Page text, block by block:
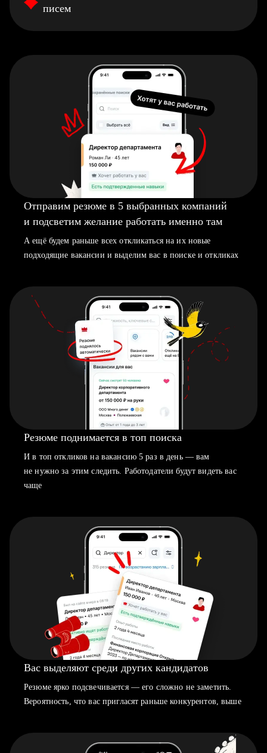
писем
Отправим резюме в 5 выбранных компаний
и подсветим желание работать именно там
А ещё будем раньше всех откликаться на их новые
подходящие вакансии и выделим вас в поиске и откликах
Резюме поднимается в топ поиска
И в топ откликов на вакансию 5 раз в день — вам
не нужно за этим следить. Работодатели будут видеть вас
чаще
Вас выделяют среди других кандидатов
Резюме ярко подсвечивается — его сложно не заметить.
Вероятность, что вас пригласят раньше конкурентов, выше